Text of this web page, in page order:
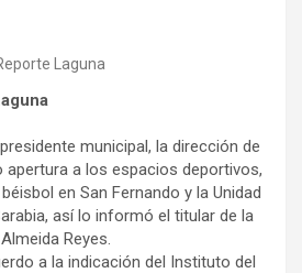
Laguna
municipal, la dirección de
apertura a los espacios deportivos,
en San Fernando y la Unidad
así lo informó el titular de la
Reyes.
a la indicación del Instituto del